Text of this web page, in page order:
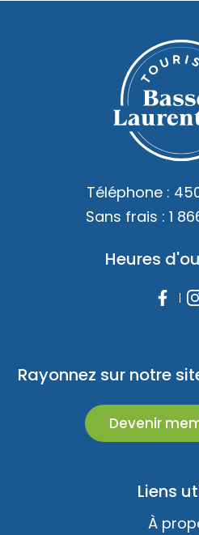
Téléphone :
Sans frais : 1
Heures
Rayonnez sur notre
Devenir
Liens
À